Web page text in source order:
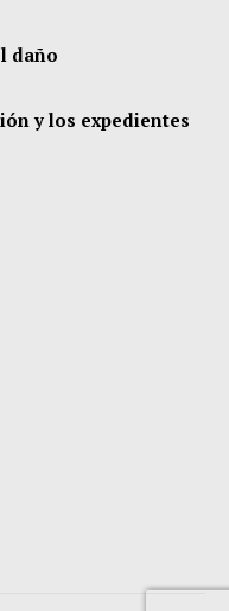
daño
y los expedientes